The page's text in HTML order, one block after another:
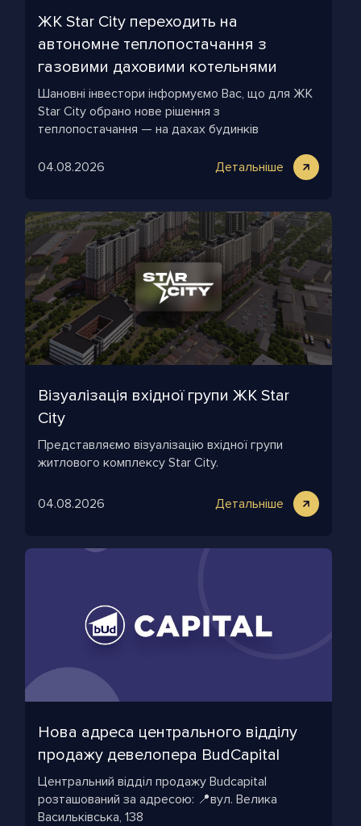
ЖК Star City переходить на
автономне теплопостачання з
газовими даховими котельнями
Шановні інвестори інформуємо Вас, що для ЖК
Star City обрано нове рішення з
теплопостачання — на дахах будинків
04.08.2026
Детальніше
Візуалізація вхідної групи ЖК Star
City
Представляємо візуалізацію вхідної групи
житлового комплексу Star City.
04.08.2026 Детальніше
Нова адреса центрального відділу
продажу девелопера BudСapital
Центральний відділ продажу Budcapital
розташований за адресою: 📍вул. Велика
Васильківська, 138